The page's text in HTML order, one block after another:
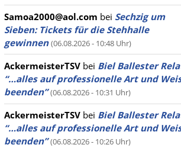
Samoa2000@aol.com bei Sechzig um
Sieben: Tickets für die Stehhalle
gewinnen (06.08.2026 - 10:48 Uhr)
AckermeisterTSV bei Biel Ballester
“…alles auf professionelle Art und
beenden” (06.08.2026 - 10:31 Uhr)
AckermeisterTSV bei Biel Ballester
“…alles auf professionelle Art und
beenden” (06.08.2026 - 10:26 Uhr)